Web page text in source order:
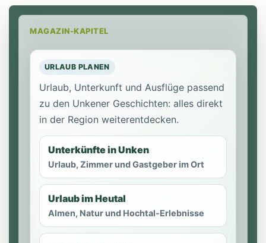
MAGAZIN-KAPITEL
URLAUB PLANEN
Urlaub, Unterkunft und Ausflüge passend
zu den Unkener Geschichten: alles direkt
in der Region weiterentdecken.
Unterkünfte in Unken
Urlaub, Zimmer und Gastgeber im Ort
Urlaub im Heutal
Almen, Natur und Hochtal-Erlebnisse